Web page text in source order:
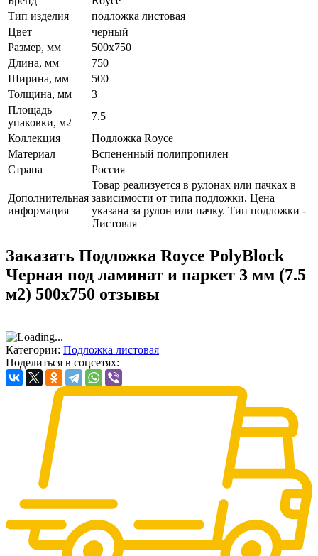
Тип изделия
подложка листовая
Цвет
черный
Размер, мм
500х750
Длина, мм
750
Ширина, мм
500
Толщина, мм
3
Площадь
упаковки, м2
7.5
Коллекция
Подложка Royce
Материал
Вспененный полипропилен
Страна
Россия
Дополнительная
информация
Товар реализуется в рулонах или пачках в
зависимости от типа подложки. Цена
указана за рулон или пачку. Тип подложки -
Листовая
Заказать Подложка Royce PolyBlock
Черная под ламинат и паркет 3 мм (7.5
м2) 500х750 отзывы
Категории: Подложка листовая
Поделиться в соцсетях: